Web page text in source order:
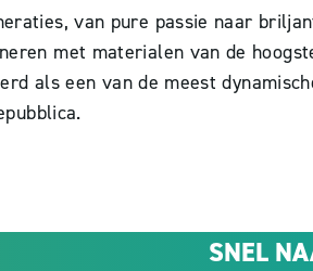
van pure passie naar
met materialen van de
als een van de meest
SNEL